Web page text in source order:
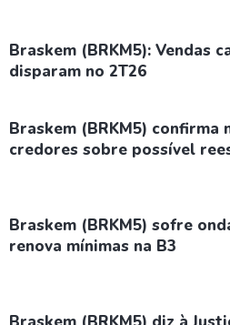
Braskem (BRKM5): Vendas
disparam no 2T26
Braskem (BRKM5) confirma
credores sobre possível
Braskem (BRKM5) sofre
renova mínimas na B3